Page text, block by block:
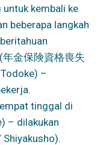
kembali ke
beberapa langkah
金保険資格喪失
–
tinggal di
– dilakukan